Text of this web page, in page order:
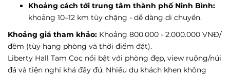
Khoảng cách tới trung tâm thành phố Ninh Bình:
khoảng 10–12 km tùy chặng - dễ dàng di chuyển.
Khoảng giá tham khảo: Khoảng 800.000 - 2.000.000 VNĐ/
đêm (tùy hạng phòng và thời điểm đặt).
Liberty Hall Tam Coc nổi bật với phòng đẹp, view ruộng/núi
đá và tiện nghi khá đầy đủ. Nhiều du khách khen không